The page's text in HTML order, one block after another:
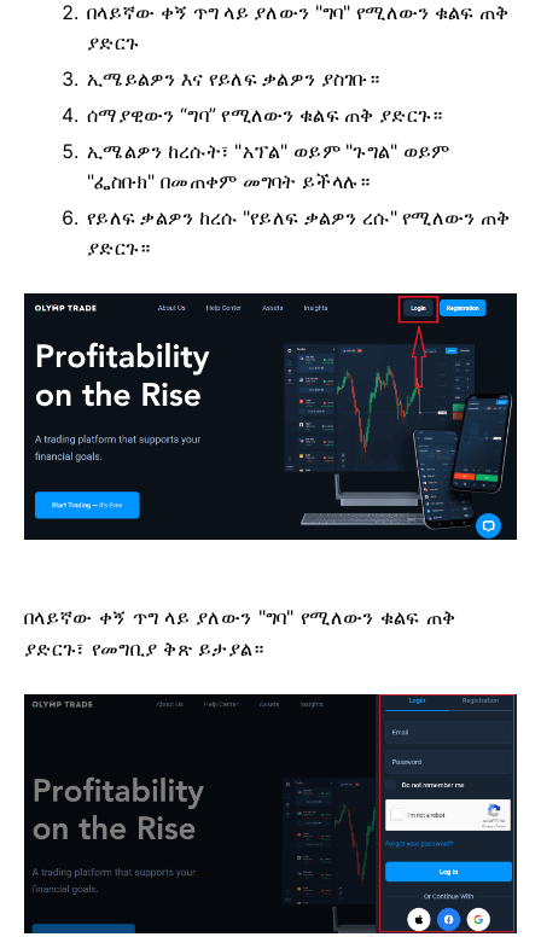
በላይኛው ቀኝ ጥግ ላይ ያለውን "ግባ" የሚለውን ቁልፍ ጠቅ
ያድርጉ
ኢሜይልዎን እና የይለፍ ቃልዎን ያስገቡ።
ሰማያዊውን “ግባ” የሚለውን ቁልፍ ጠቅ ያድርጉ።
ኢሜልዎን ከረሱት፣ "አፕል" ወይም "ጉግል" ወይም
"ፌስቡክ" በመጠቀም መግባት ይችላሉ።
የይለፍ ቃልዎን ከረሱ "የይለፍ ቃልዎን ረሱ" የሚለውን ጠቅ
ያድርጉ።
በላይኛው ቀኝ ጥግ ላይ ያለውን "ግባ" የሚለውን ቁልፍ ጠቅ
ያድርጉ፣ የመግቢያ ቅጽ ይታያል።